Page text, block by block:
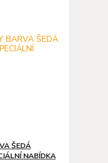
ŠEDÁ
NABÍDKA